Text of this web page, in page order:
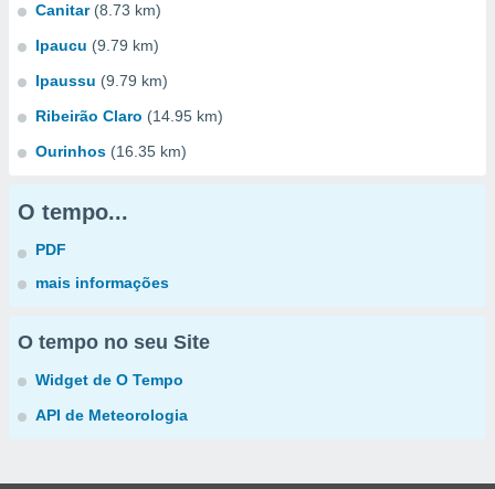
Canitar (8.73 km)
Ipaucu (9.79 km)
Ipaussu (9.79 km)
Ribeirão Claro (14.95 km)
Ourinhos (16.35 km)
O tempo...
PDF
mais informações
O tempo no seu Site
Widget de O Tempo
API de Meteorologia